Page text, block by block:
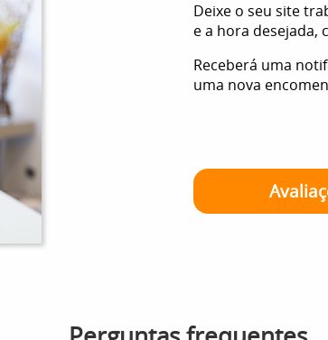
Deixe o seu site
e a hora desejada,
Receberá uma
uma nova